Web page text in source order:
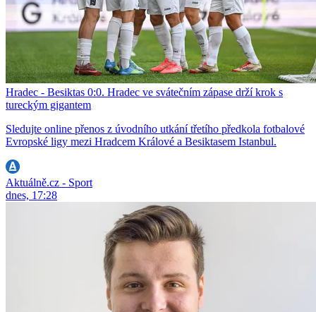
Hradec - Besiktas 0:0. Hradec ve svátečním zápase drží krok s
tureckým gigantem
Sledujte online přenos z úvodního utkání třetího předkola fotbalové
Evropské ligy mezi Hradcem Králové a Besiktasem Istanbul.
Aktuálně.cz - Sport
dnes, 17:28